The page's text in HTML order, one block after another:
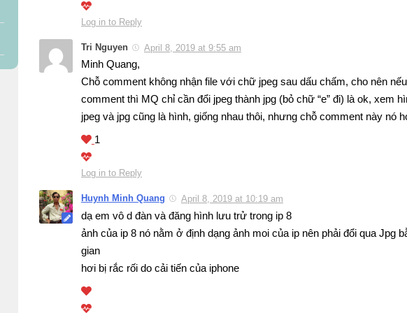
Log in to Reply
Tri Nguyen April 8, 2019 at 9:55 am
Minh Quang,
Chỗ comment không nhận file với chữ jpeg sau dấu chấm, cho nên
comment thì MQ chỉ cần đổi jpeg thành jpg (bỏ chữ “e” đi) là ok, xem
jpeg và jpg cũng là hình, giống nhau thôi, nhưng chỗ comment này nó
1
Log in to Reply
Huynh Minh Quang April 8, 2019 at 10:19 am
dạ em vô d đàn và đăng hình lưu trử trong ip 8
ảnh của ip 8 nó nằm ở định dạng ảnh moi của ip nên phải đổi qua Jpg
gian
hơi bị rắc rối do cải tiến của iphone